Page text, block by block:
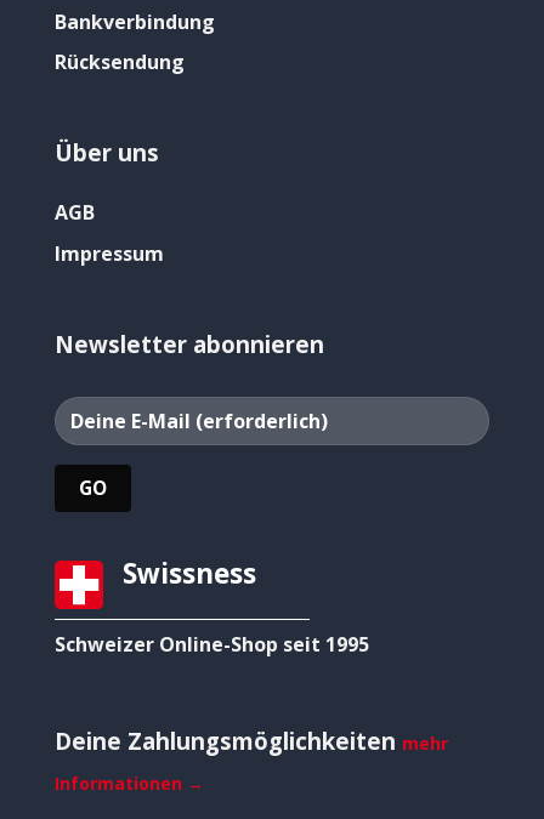
Bankverbindung
Rücksendung
Über uns
AGB
Impressum
Newsletter abonnieren
Swissness
Schweizer Online-Shop seit 1995
Deine Zahlungsmöglichkeiten mehr
Informationen →